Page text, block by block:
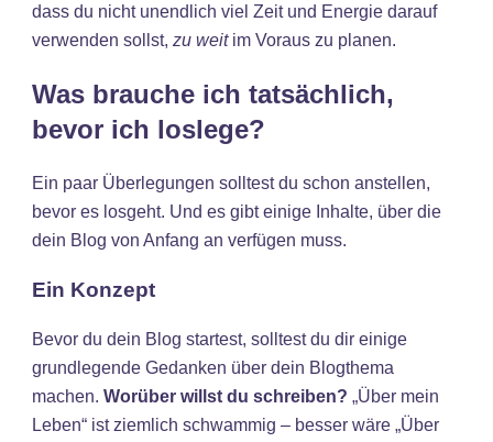
dass du nicht unendlich viel Zeit und Energie darauf
verwenden sollst, zu weitim Voraus zu planen.
Was brauche ich tatsächlich,
bevor ich loslege?
Ein paar Überlegungen solltest du schon anstellen,
bevor es losgeht. Und es gibt einige Inhalte, über die
dein Blog von Anfang an verfügen muss.
Ein Konzept
Bevor du dein Blog startest, solltest du dir einige
grundlegende Gedanken über dein Blogthema
machen. Worüber willst du schreiben? „Über mein
Leben“ ist ziemlich schwammig – besser wäre „Über